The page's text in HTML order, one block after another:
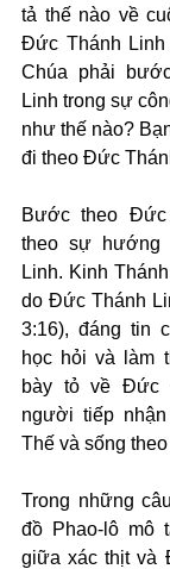
tả thế nào về
Đức Thánh
Chúa phải
Linh trong sự
như thế nào?
đi theo Đức
Bước theo
theo sự hướng
Linh. Kinh
do Đức Thánh
3:16), đáng tin
học hỏi và làm
bày tỏ về Đức
người tiếp
Thế và sống
Trong những
đồ Phao-lô mô
giữa xác thịt và